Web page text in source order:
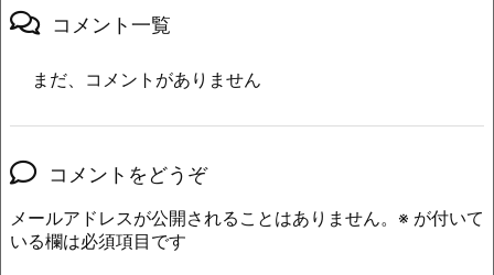
コメント一覧
まだ、コメントがありません
コメントをどうぞ
メールアドレスが公開されることはありません。 ※ が付いて
いる欄は必須項目です